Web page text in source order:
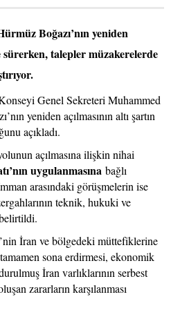
Boğazı’nın yeniden
sürerken, talepler müzakerelerde
Genel Sekreteri Muhammed
yeniden açılmasının altı şartın
açıkladı.
açılmasına ilişkin nihai
uygulanmasına bağlı
arasındaki görüşmelerin ise
teknik, hukuki ve
İran ve bölgedeki müttefiklerine
sona erdirmesi, ekonomik
İran varlıklarının serbest
zararların karşılanması